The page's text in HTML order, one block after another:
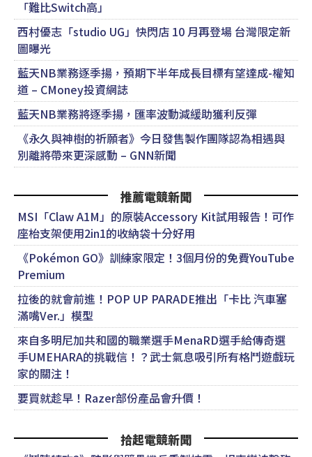
「難比Switch高」
西村優志「studio UG」快閃店 10 月再登場 台灣限定新
圖曝光
藍天NB業務逐季揚，預期下半年成長目標有望達成-權知
道 – CMoney投資網誌
藍天NB業務將逐季揚，匯率波動減緩助獲利反彈
《永久與神樹的祈願者》今日發售製作團隊認為相遇與
別離將帶來更深感動 – GNN新聞
推薦電競新聞
MSI「Claw A1M」的原裝Accessory Kit試用報告！可作
座枱支架使用2in1的收納袋十分好用
《Pokémon GO》訓練家限定！3個月份的免費YouTube
Premium
拉後的就會前進！POP UP PARADE推出「卡比 汽車塞
滿嘴Ver.」模型
來自多明尼加共和國的職業選手MenaRD選手給傳奇選
手UMEHARA的挑戰信！？武士氣息吸引所有格鬥遊戲玩
家的關注！
要買就趁早！Razer部份產品會升價！
拾起電競新聞